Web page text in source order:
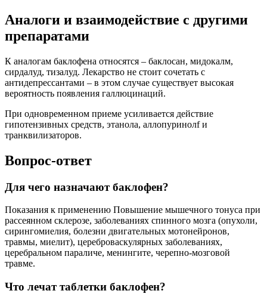
Аналоги и взаимодействие с другими
препаратами
К аналогам баклофена относятся – баклосан, мидокалм,
сирдалуд, тизалуд. Лекарство не стоит сочетать с
антидепрессантами – в этом случае существует высокая
вероятность появления галлюцинаций.
При одновременном приеме усиливается действие
гипотензивных средств, этанола, аллопуринолf и
транквилизаторов.
Вопрос-ответ
Для чего назначают баклофен?
Показания к применению Повышение мышечного тонуса при
рассеянном склерозе, заболеваниях спинного мозга (опухоли,
сирингомиелия, болезни двигательных мотонейронов,
травмы, миелит), цереброваскулярных заболеваниях,
церебральном параличе, менингите, черепно-мозговой
травме.
Что лечат таблетки баклофен?